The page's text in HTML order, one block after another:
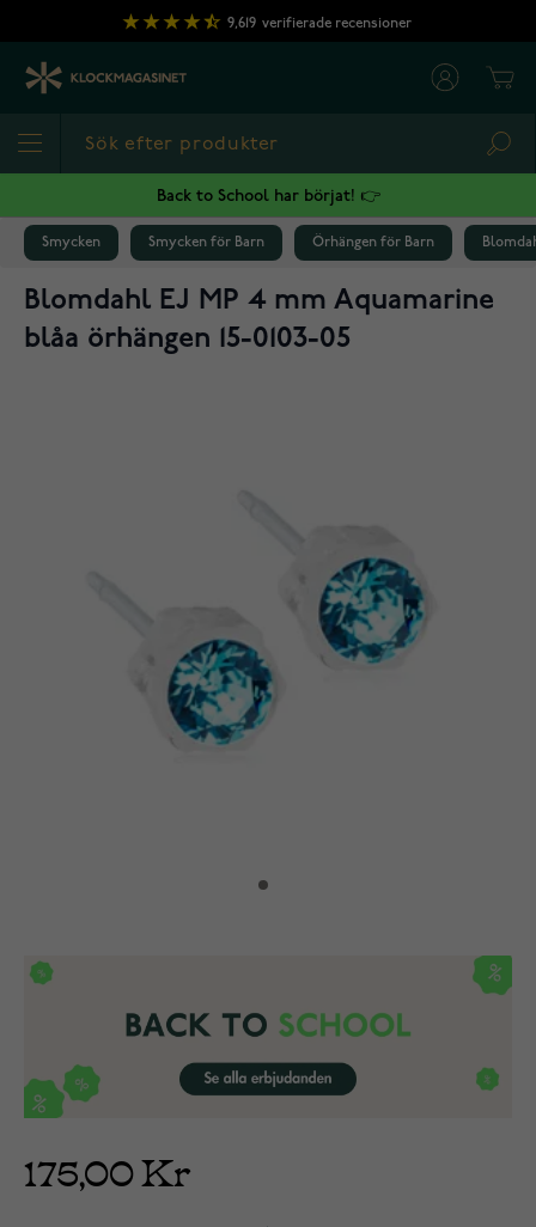
Hoppa till innehållet
9,619 verifierade recensioner
Back to School har börjat! 👉
Smycken Smycken för Barn Örhängen för Barn
Blomdahl EJ MP 4 mm Aquamarine
blåa örhängen 15-0103-05
175,00 Kr